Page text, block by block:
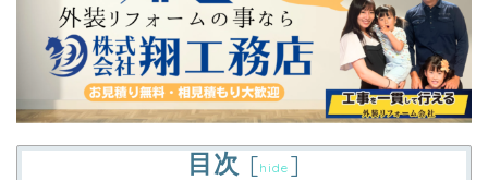
目次 [hide ]